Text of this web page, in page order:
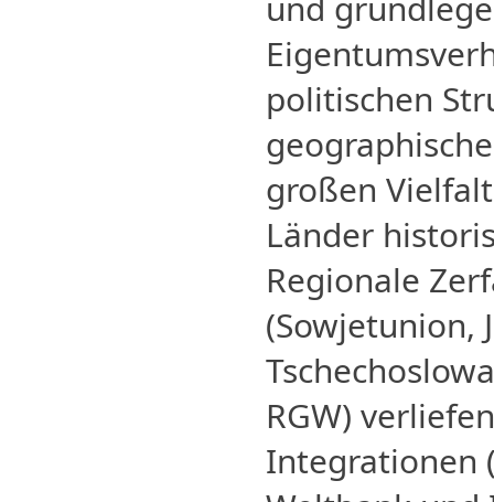
politischen
großen
Länder
Regionale
(Sowjetunion,
RGW)
Integrationen